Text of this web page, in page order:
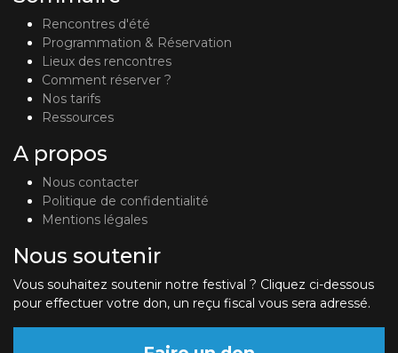
Rencontres d'été
Programmation & Réservation
Lieux des rencontres
Comment réserver ?
Nos tarifs
Ressources
A propos
Nous contacter
Politique de confidentialité
Mentions légales
Nous soutenir
Vous souhaitez soutenir notre festival ? Cliquez ci-dessous
pour effectuer votre don, un reçu fiscal vous sera adressé.